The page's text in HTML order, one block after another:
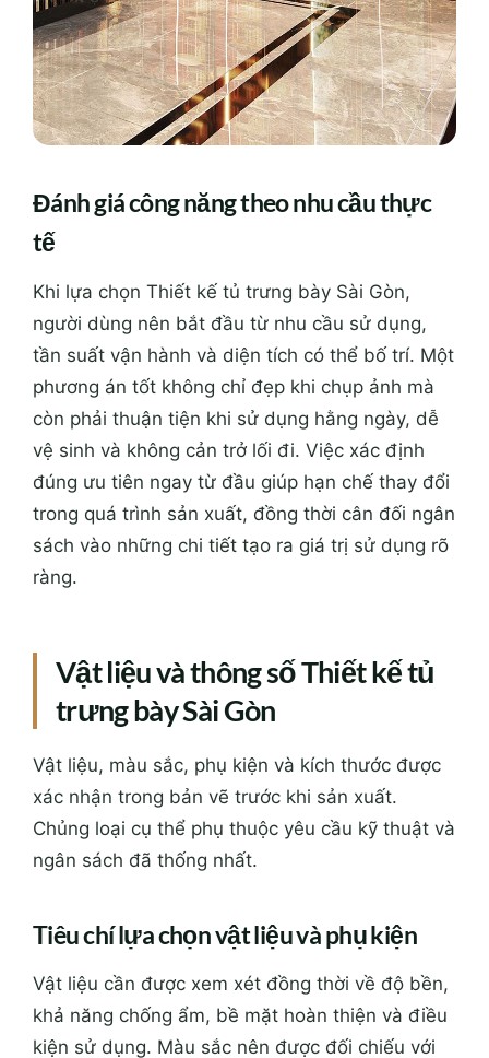
Đánh giá công năng theo nhu cầu thực
tế
Khi lựa chọn Thiết kế tủ trưng bày Sài Gòn,
người dùng nên bắt đầu từ nhu cầu sử dụng,
tần suất vận hành và diện tích có thể bố trí. Một
phương án tốt không chỉ đẹp khi chụp ảnh mà
còn phải thuận tiện khi sử dụng hằng ngày, dễ
vệ sinh và không cản trở lối đi. Việc xác định
đúng ưu tiên ngay từ đầu giúp hạn chế thay đổi
trong quá trình sản xuất, đồng thời cân đối ngân
sách vào những chi tiết tạo ra giá trị sử dụng rõ
ràng.
Vật liệu và thông số Thiết kế tủ
trưng bày Sài Gòn
Vật liệu, màu sắc, phụ kiện và kích thước được
xác nhận trong bản vẽ trước khi sản xuất.
Chủng loại cụ thể phụ thuộc yêu cầu kỹ thuật và
ngân sách đã thống nhất.
Tiêu chí lựa chọn vật liệu và phụ kiện
Vật liệu cần được xem xét đồng thời về độ bền,
khả năng chống ẩm, bề mặt hoàn thiện và điều
kiện sử dụng. Màu sắc nên được đối chiếu với